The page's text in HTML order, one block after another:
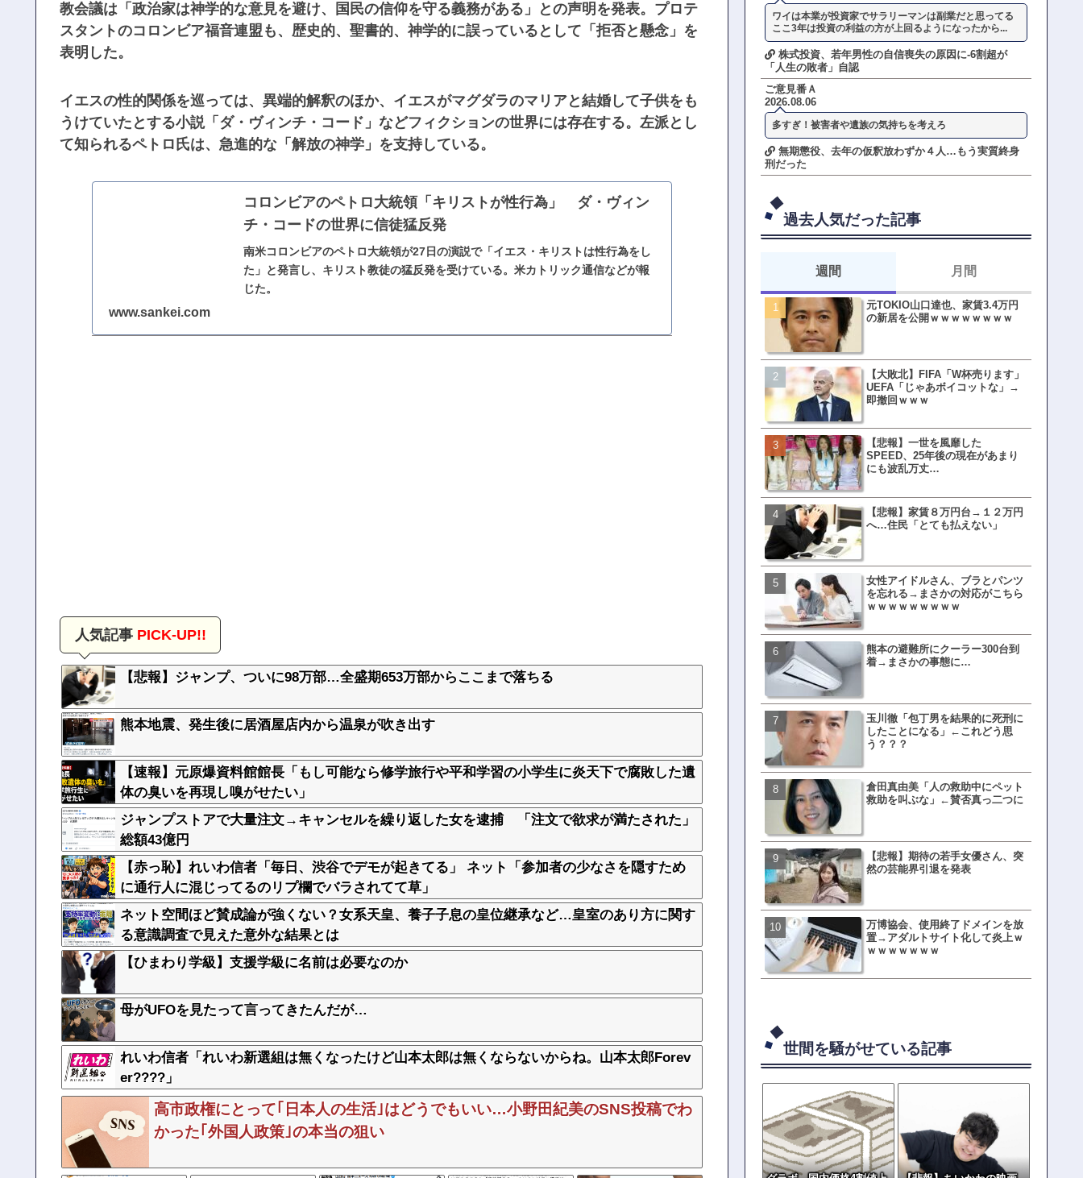
教会議は「政治家は神学的な意見を避け、国民の信仰を守る義務がある」との声明を発表。プロテ
スタントのコロンビア福音連盟も、歴史的、聖書的、神学的に誤っているとして「拒否と懸念」を
表明した。
イエスの性的関係を巡っては、異端的解釈のほか、イエスがマグダラのマリアと結婚して子供をも
うけていたとする小説「ダ・ヴィンチ・コード」などフィクションの世界には存在する。左派とし
て知られるペトロ氏は、急進的な「解放の神学」を支持している。
コロンビアのペトロ大統領「キリストが性行為」 ダ・ヴィン
チ・コードの世界に信徒猛反発
南米コロンビアのペトロ大統領が27日の演説で「イエス・キリストは性行為をし
た」と発言し、キリスト教徒の猛反発を受けている。米カトリック通信などが報
じた。
www.sankei.com
人気記事PICK-UP!!
【悲報】ジャンプ、ついに98万部…全盛期653万部からここまで落ちる
熊本地震、発生後に居酒屋店内から温泉が吹き出す
【速報】元原爆資料館館長「もし可能なら修学旅行や平和学習の小学生に炎天下で腐敗した遺
体の臭いを再現し嗅がせたい」
ジャンプストアで大量注文→キャンセルを繰り返した女を逮捕 「注文で欲求が満たされた」
総額43億円
【赤っ恥】れいわ信者「毎日、渋谷でデモが起きてる」 ネット「参加者の少なさを隠すため
に通行人に混じってるのリプ欄でバラされてて草」
ネット空間ほど賛成論が強くない？女系天皇、養子子息の皇位継承など…皇室のあり方に関す
る意識調査で見えた意外な結果とは
【ひまわり学級】支援学級に名前は必要なのか
母がUFOを見たって言ってきたんだが…
れいわ信者「れいわ新選組は無くなったけど山本太郎は無くならないからね。山本太郎Forev
er????」
高市政権にとって｢日本人の生活｣はどうでもいい…小野田紀美のSNS投稿でわ
かった｢外国人政策｣の本当の狙い
ワイは本業が投資家でサラリーマンは副業だと思ってる
ここ3年は投資の利益の方が上回るようになったから...
株式投資、若年男性の自信喪失の原因に-6割超が
「人生の敗者」自認
ご意見番Ａ
2026.08.06
多すぎ！被害者や遺族の気持ちを考えろ
無期懲役、去年の仮釈放わずか４人…もう実質終身
刑だった
過去人気だった記事
週間
元TOKIO山口達也、家賃3.4万円
の新居を公開ｗｗｗｗｗｗｗｗ
【大敗北】FIFA「W杯売ります」
UEFA「じゃあボイコットな」→
即撤回ｗｗｗ
【悲報】一世を風靡した
SPEED、25年後の現在があまり
にも波乱万丈…
【悲報】家賃８万円台→１２万円
へ…住民「とても払えない」
女性アイドルさん、ブラとパンツ
を忘れる→まさかの対応がこちら
ｗｗｗｗｗｗｗｗｗ
熊本の避難所にクーラー300台到
着→まさかの事態に…
玉川徹「包丁男を結果的に死刑に
したことになる」←これどう思
う？？？
倉田真由美「人の救助中にペット
救助を叫ぶな」←賛否真っ二つに
【悲報】期待の若手女優さん、突
然の芸能界引退を発表
万博協会、使用終了ドメインを放
置→アダルトサイト化して炎上ｗ
ｗｗｗｗｗｗｗ
月間
【悲報】東京着く前にHP尽
方民ｗｗｗ移動だけで瀕死
【ファーw】水着女子さん
オッサン盗撮してる…通報
皇族確保策、天皇陛下の一
界ピリつくｗｗｗ
文春、沖縄問題の"触れては
ない話"を暴露してしまうｗ
ランサムウェア攻撃を受け
レイ、わずか10日で復旧し
がこちら
福岡テレビ局にとんでもな
アナが入社してしまうｗｗｗ
【衝撃】三笘が事故った時
てた車ってさ…←これw w
有吉「うまくても絶対に行
ない店」がこちら…ネット
母親「息子の借りた本が心
真をSNS投稿→司書らから
元TOKIO山口達也、家賃3.4
の新居を公開ｗｗｗｗｗｗ
世間を騒がせている記事